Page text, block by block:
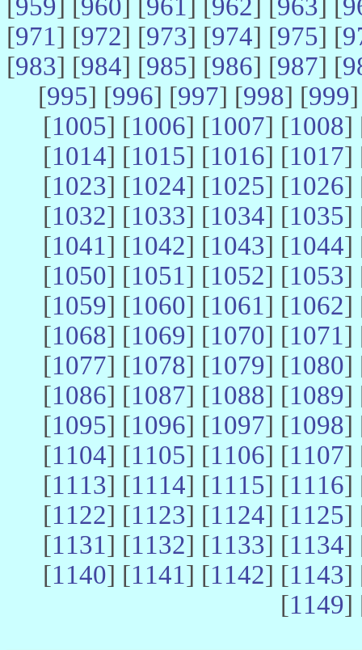
959 960 961 962 963
[971] [972] [973] [974] [975] [
[983] [984] [985] [986] [987] [
[995] [996] [997] [998] [999
[1005] [1006] [1007] [1008]
[1014] [1015] [1016] [1017]
[1023] [1024] [1025] [1026]
[1032] [1033] [1034] [1035]
[1041] [1042] [1043] [1044]
[1050] [1051] [1052] [1053]
[1059] [1060] [1061] [1062]
[1068] [1069] [1070] [1071]
[1077] [1078] [1079] [1080]
[1086] [1087] [1088] [1089]
[1095] [1096] [1097] [1098]
[1104] [1105] [1106] [1107]
[1113] [1114] [1115] [1116]
[1122] [1123] [1124] [1125]
[1131] [1132] [1133] [1134]
[1140] [1141] [1142] [1143]
[1149]